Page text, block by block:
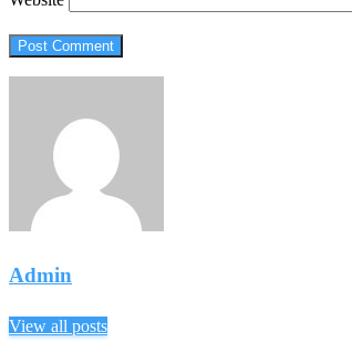
Admin
View all posts